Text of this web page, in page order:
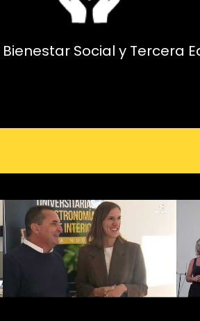
Bienestar Social y Tercera